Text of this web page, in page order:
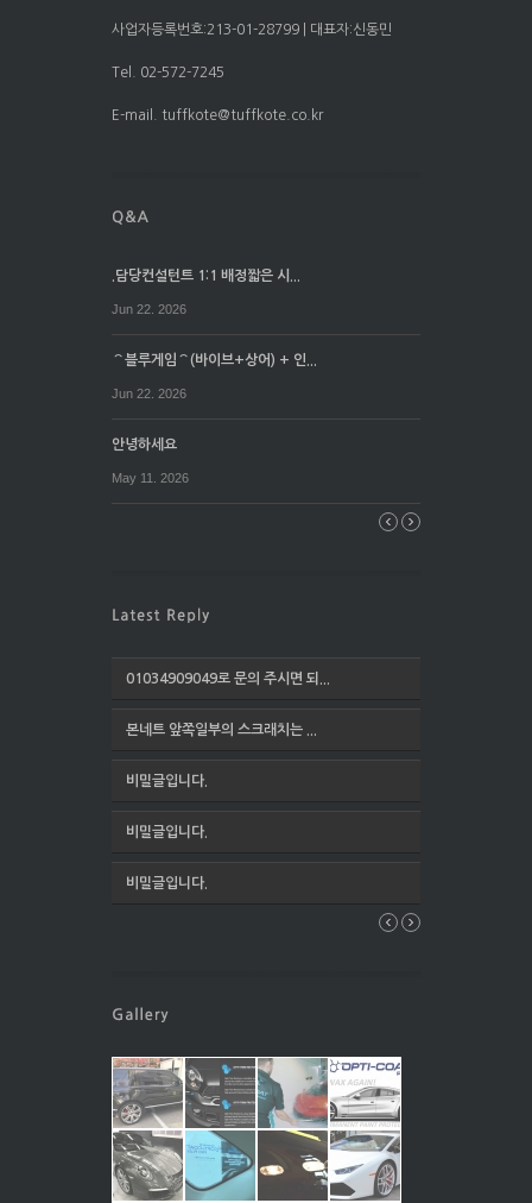
사업자등록번호:213-01-28799 | 대표자:신동민
Tel. 02-572-7245
E-mail. tuffkote@tuffkote.co.kr
.담당컨설턴트 1:1 배정짧은 시...
Jun 22. 2026
⌒블루게임⌒(바이브+상어) + 인...
Jun 22. 2026
안녕하세요
May 11. 2026
01034909049로 문의 주시면 되...
본네트 앞쪽일부의 스크래치는 ...
비밀글입니다.
비밀글입니다.
비밀글입니다.